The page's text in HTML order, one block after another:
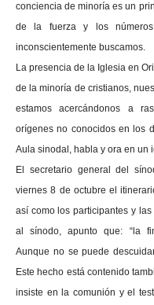
conciencia de minoría es un
de la fuerza y los
inconscientemente buscamos.
La presencia de la Iglesia en
de la minoría de cristianos,
estamos acercándonos a
orígenes no conocidos en los
Aula sinodal, habla y ora en un
El secretario general del
viernes 8 de octubre el
así como los participantes y
al sínodo, apunto que: “la
Aunque no se puede
Este hecho está contenido
insiste en la comunión y el